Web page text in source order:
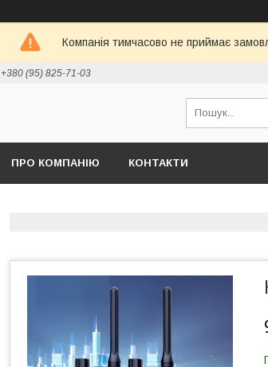
Компанія тимчасово не приймає
+380 (95) 825-71-03
ПРО КОМПАНІЮ КОНТАКТИ